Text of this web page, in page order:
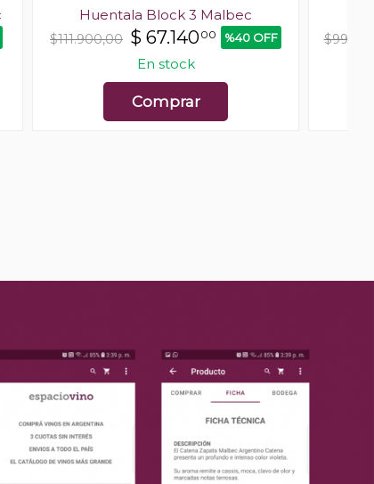
Huentala Block 3 Malbec
$111.900,00 $ 67.14000 %40 OFF
En stock
Comprar